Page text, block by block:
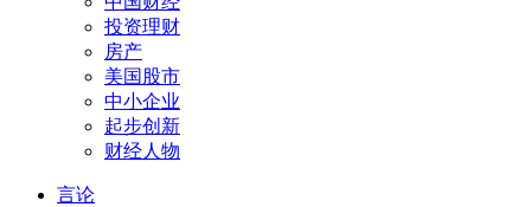
投资理财
房产
美国股市
中小企业
起步创新
财经人物
言论